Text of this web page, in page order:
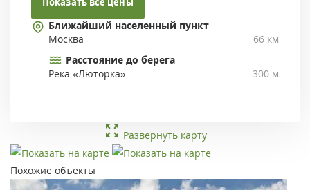
Ближайший населенный пункт
Москва
66 км
Расстояние до берега
Река «Люторка»
300 м
Развернуть карту
Похожие объекты